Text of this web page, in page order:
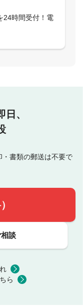
24時間受付！電
、
書類の郵送は不要で
談
ら